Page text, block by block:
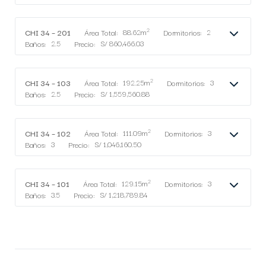
CHI 34 – 201 Área Total: 88.62m2 Dormitorios: 2
Baños: 2.5 Precio: S/ 860,466.03
CHI 34 – 103 Área Total: 192.25m2 Dormitorios: 3
Baños: 2.5 Precio: S/ 1,559,560.88
CHI 34 – 102 Área Total: 111.09m2 Dormitorios: 3
Baños: 3 Precio: S/ 1,046,160.50
CHI 34 – 101 Área Total: 129.15m2 Dormitorios: 3
Baños: 3.5 Precio: S/ 1,218,789.84